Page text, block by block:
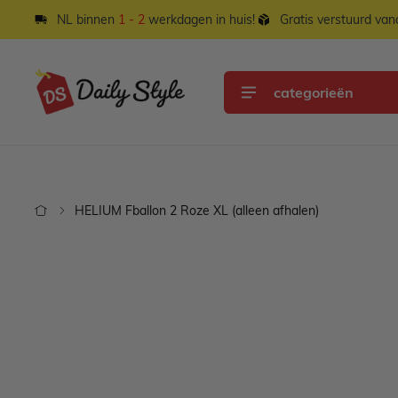
Ga naar de inhoud
NL binnen 1 - 2 werkdagen in huis! Gratis verstuurd
categorieën
HELIUM Fballon 2 Roze XL (alleen afhalen)